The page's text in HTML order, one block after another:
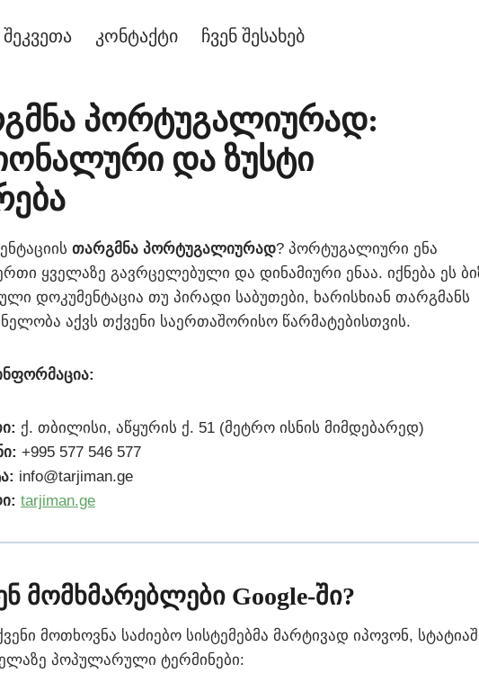
კონტაქტი ჩვენ შესახებ
პორტუგალიურად:
და ზუსტი
თარგმნა პორტუგალიურად? პორტუგალიური ენა
ყველაზე გავრცელებული და დინამიური ენაა. იქნება ეს
დოკუმენტაცია თუ პირადი საბუთები, ხარისხიან თარგმანს
აქვს თქვენი საერთაშორისო წარმატებისთვის.
ქ. თბილისი, აწყურის ქ. 51 (მეტრო ისნის მიმდებარედ)
+995 577 546 577
info@tarjiman.ge
tarjiman.ge
მომხმარებლები Google-ში?
მოთხოვნა საძიებო სისტემებმა მარტივად იპოვონ,
პოპულარული ტერმინები: